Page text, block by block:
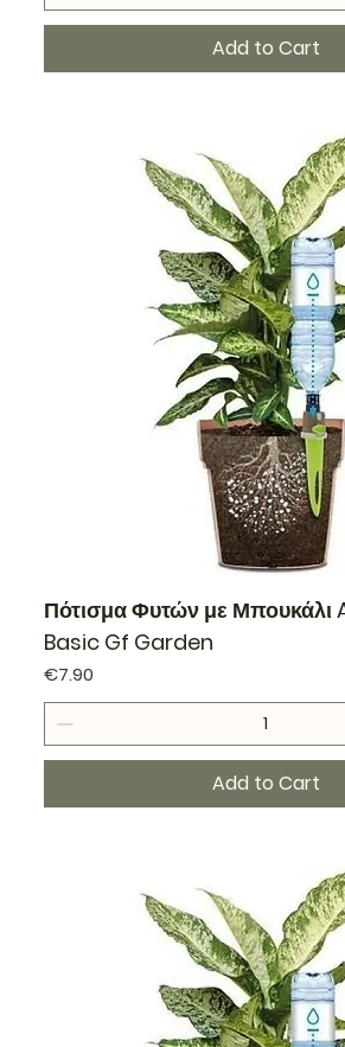
Add to Cart
Πότισμα Φυτών με
Basic Gf Garden
Price
€7.90
Add to Cart